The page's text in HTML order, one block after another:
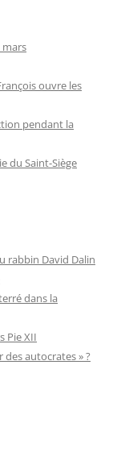
mars
ouvre les
pendant la
du Saint-Siège
rabbin David Dalin
dans la
Pie XII
des autocrates » ?